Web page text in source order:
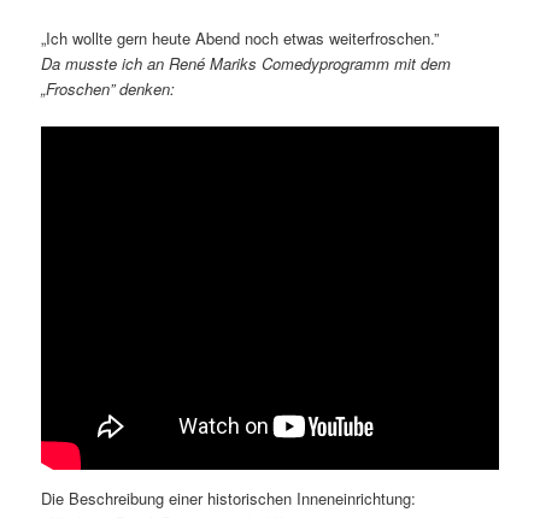
„Ich wollte gern heute Abend noch etwas weiterfroschen.”
Da musste ich an René Mariks Comedyprogramm mit dem
„Froschen” denken:
Die Beschreibung einer historischen Inneneinrichtung: